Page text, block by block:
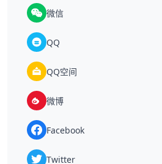
微信
QQ
QQ空间
微博
Facebook
Twitter